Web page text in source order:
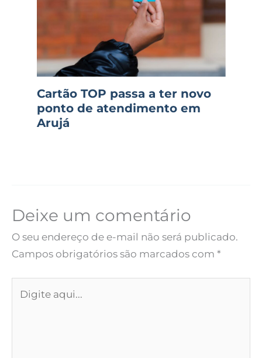
Cartão TOP passa a ter novo
ponto de atendimento em
Arujá
Deixe um comentário
O seu endereço de e-mail não será publicado.
Campos obrigatórios são marcados com *
aqui...